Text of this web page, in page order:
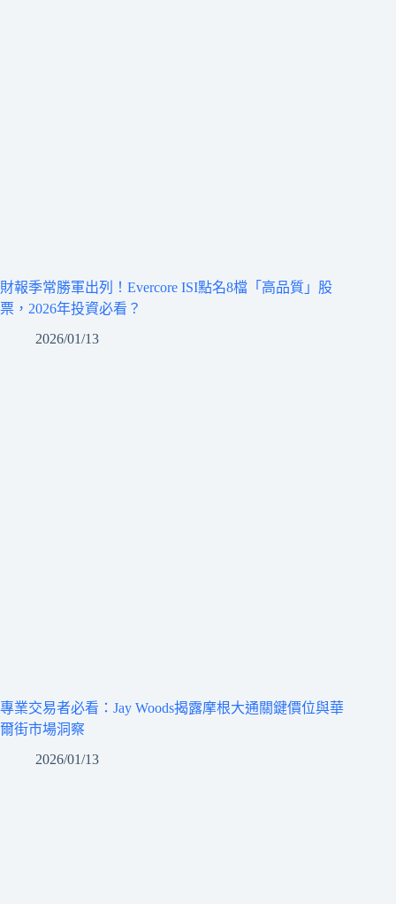
財報季常勝軍出列！Evercore ISI點名8檔「高品質」股
票，2026年投資必看？
2026/01/13
專業交易者必看：Jay Woods揭露摩根大通關鍵價位與華
爾街市場洞察
2026/01/13